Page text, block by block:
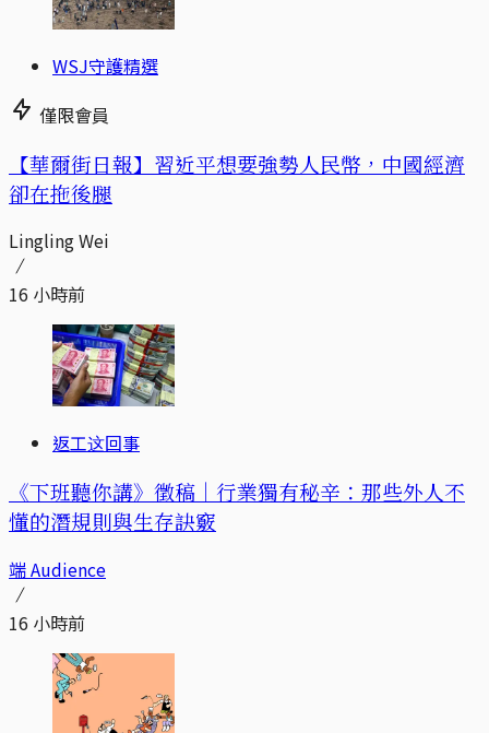
WSJ守護精選
僅限會員
【華爾街日報】習近平想要強勢人民幣，中國經濟
卻在拖後腿
Lingling Wei
16 小時前
返工这回事
《下班聽你講》徵稿｜行業獨有秘辛：那些外人不
懂的潛規則與生存訣竅
端 Audience
16 小時前